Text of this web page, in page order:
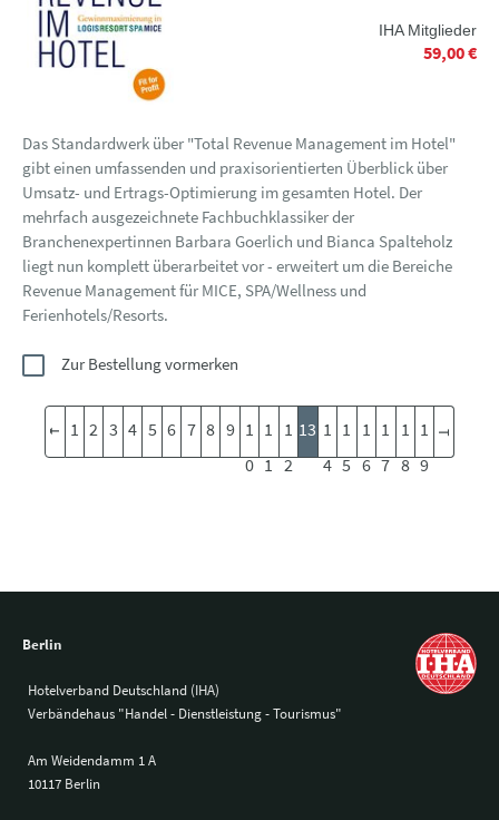
IHA Mitglieder
59,00 €
Das Standardwerk über "Total Revenue Management im Hotel"
gibt einen umfassenden und praxisorientierten Überblick über
Umsatz- und Ertrags-Optimierung im gesamten Hotel. Der
mehrfach ausgezeichnete Fachbuchklassiker der
Branchenexpertinnen Barbara Goerlich und Bianca Spalteholz
liegt nun komplett überarbeitet vor - erweitert um die Bereiche
Revenue Management für MICE, SPA/Wellness und
Ferienhotels/Resorts.
Zur Bestellung vormerken
1 2 3 4 5 6 7 8 9 1
0
1
1
1
2
13 1
4
1
5
1
6
1
7
1
8
1
9
Berlin
Hotelverband Deutschland (IHA)
Verbändehaus "Handel - Dienstleistung - Tourismus"
Am Weidendamm 1 A
10117 Berlin